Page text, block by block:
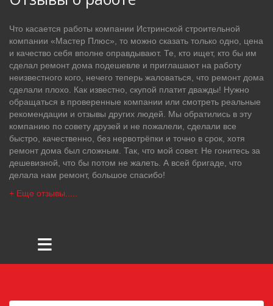
Что касается работы компании Истринской строительной
компании «Мастер Плюс», то можно сказать только одно, цена
и качество себя вполне оправдывают. Те, кто ищет, кто бы им
сделал ремонт дома подешевле и приглашают на работу
неизвестного кого, нечего теперь жаловаться, что ремонт дома
сделали плохо. Как известно, скупой платит дважды! Нужно
обращаться в проверенные компании или смотреть реальные
рекомендации и отзывы других людей. Мы обратились в эту
компанию по совету друзей и не пожалели, сделали все
быстро, качественно, без нервотрёпки и точно в срок, хотя
ремонт дома был сложным. Так, что мой совет. Не гонитесь за
дешевизной, что бы потом не жалеть. А всей бригаде, что
делала нам ремонт, большое спасибо!
+ Еще отзывы.....
≡